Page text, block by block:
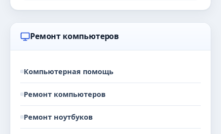
Ремонт компьютеров
Компьютерная помощь
Ремонт компьютеров
Ремонт ноутбуков